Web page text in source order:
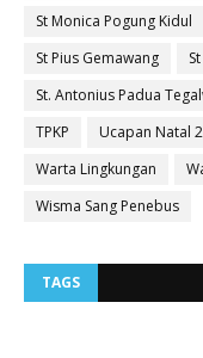
St Monica Pogung Kidul
St Pius Gemawang
St. Antonius Padua
TPKP
Ucapan Natal
Warta Lingkungan
Wisma Sang Penebus
TAGS